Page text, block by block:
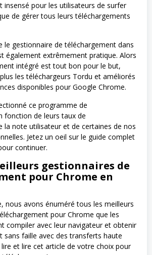
insensé pour les utilisateurs de surfer
de gérer tous leurs téléchargements
le gestionnaire de téléchargement dans
également extrêmement pratique. Alors
intégré est tout bon pour le but,
les téléchargeurs Tordu et améliorés
disponibles pour Google Chrome.
ce programme de
fonction de leurs taux de
la note utilisateur et de certaines de nos
Jetez un oeil sur le guide complet
continuer.
gestionnaires de
pour Chrome en
nous avons énuméré tous les meilleurs
pour Chrome que les
compiler avec leur navigateur et obtenir
sans faille avec des transferts haute
et lire cet article de votre choix pour